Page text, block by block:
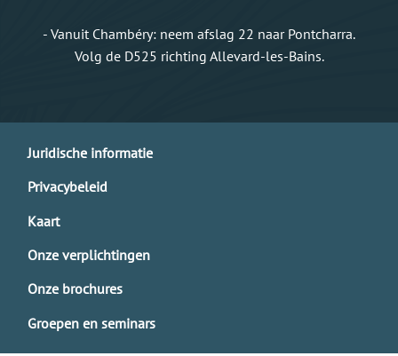
- Vanuit Chambéry: neem afslag 22 naar Pontcharra.
Volg de D525 richting Allevard-les-Bains.
Juridische informatie
Privacybeleid
Kaart
Onze verplichtingen
Onze brochures
Groepen en seminars